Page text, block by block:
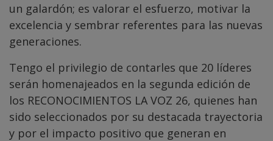
un galardón; es valorar el esfuerzo, motivar la
excelencia y sembrar referentes para las nuevas
generaciones.
Tengo el privilegio de contarles que 20 líderes
serán homenajeados en la segunda edición de
los RECONOCIMIENTOS LA VOZ 26, quienes han
sido seleccionados por su destacada trayectoria
y por el impacto positivo que generan en